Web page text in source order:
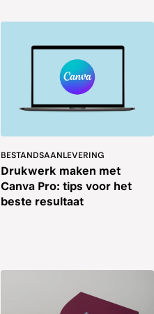
BESTANDSAANLEVERING
Drukwerk maken met
Canva Pro: tips voor het
beste resultaat